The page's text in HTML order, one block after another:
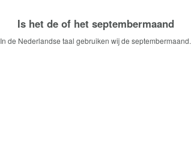
Is het de of het septembermaand
In de Nederlandse taal gebruiken wij de septembermaand.